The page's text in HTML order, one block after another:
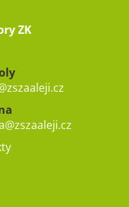
ZK